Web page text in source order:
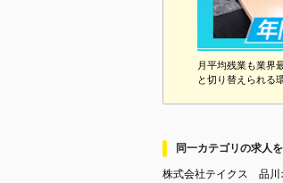
月平均残業も業界
と切り替えられる
同一カテゴリの求人
株式会社テイクス 品川